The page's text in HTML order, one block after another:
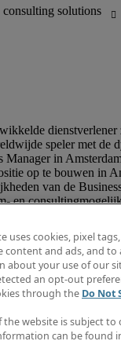
uses cookies, pixel
content and ads, and
about your use of our
an opt-out
through the Do Not
the website is subject to
can be found